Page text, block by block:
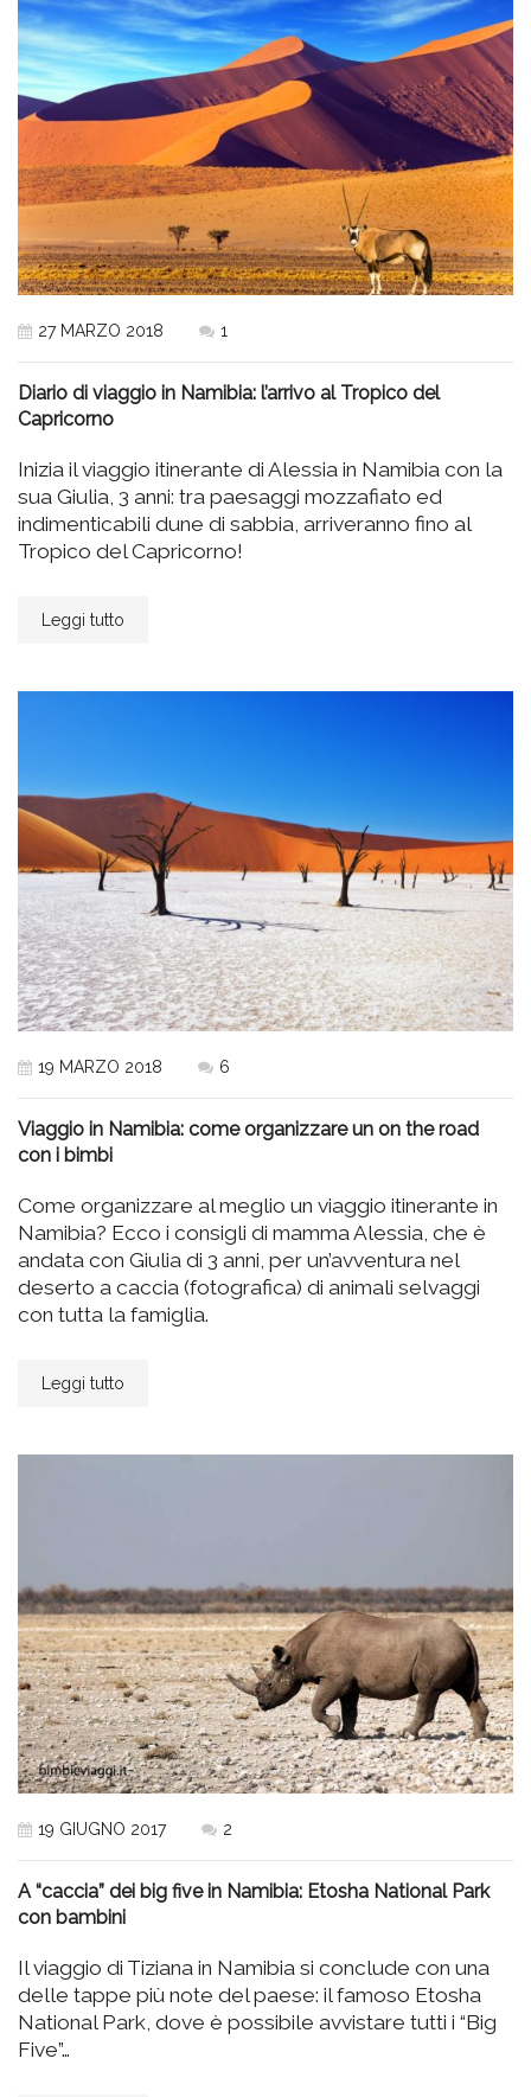
27 MARZO 2018 1
Diario di viaggio in Namibia: l’arrivo al Tropico del
Capricorno
Inizia il viaggio itinerante di Alessia in Namibia con la
sua Giulia, 3 anni: tra paesaggi mozzafiato ed
indimenticabili dune di sabbia, arriveranno fino al
Tropico del Capricorno!
Leggi tutto
19 MARZO 2018 6
Viaggio in Namibia: come organizzare un on the road
con i bimbi
Come organizzare al meglio un viaggio itinerante in
Namibia? Ecco i consigli di mamma Alessia, che è
andata con Giulia di 3 anni, per un’avventura nel
deserto a caccia (fotografica) di animali selvaggi
con tutta la famiglia.
Leggi tutto
19 GIUGNO 2017 2
A “caccia” dei big five in Namibia: Etosha National Park
con bambini
Il viaggio di Tiziana in Namibia si conclude con una
delle tappe più note del paese: il famoso Etosha
National Park, dove è possibile avvistare tutti i “Big
Five”…